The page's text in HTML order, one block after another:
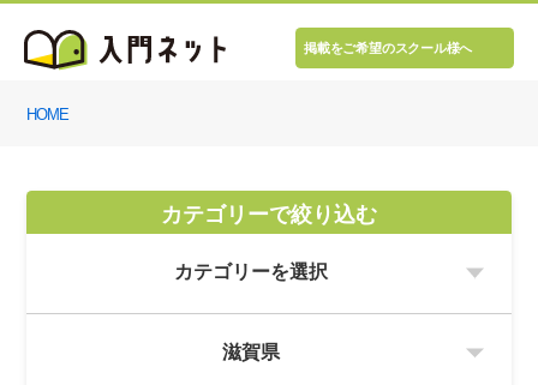
掲載をご希望のスクール様へ
HOME
カテゴリーで絞り込む